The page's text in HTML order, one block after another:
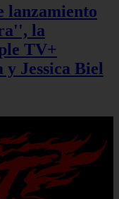
lanzamiento
la
TV+
y Jessica Biel